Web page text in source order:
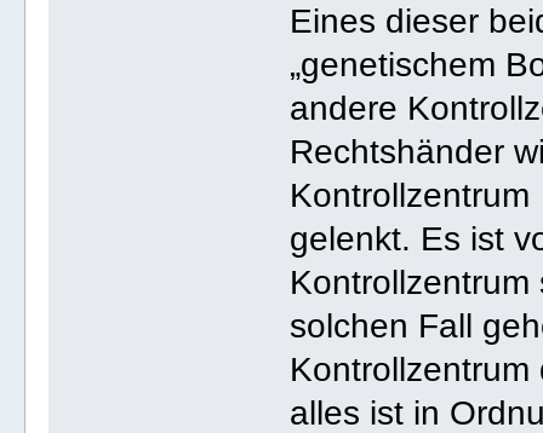
Eines dieser
„genetischem
andere
Rechtshänder
Kontrollzentrum
gelenkt. Es ist
solchen Fall
alles ist in